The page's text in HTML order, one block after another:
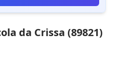
da Crissa (89821)